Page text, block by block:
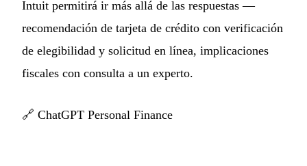
Intuit permitirá ir más allá de las respuestas —
recomendación de tarjeta de crédito con verificación
de elegibilidad y solicitud en línea, implicaciones
fiscales con consulta a un experto.
🔗 ChatGPT Personal Finance